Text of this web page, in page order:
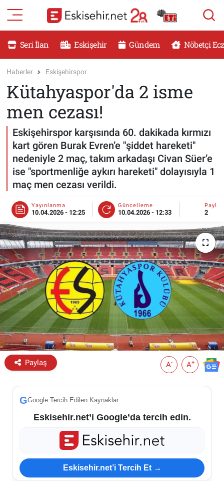
Seri İlan Eskişehir Gündem Nöbetçi
Haberler Eskişehirspor
Kütahyaspor'da 2 isme
men cezası!
Eskişehirspor karşısında 60. dakikada kırmızı
kart gören Burak Evren’e "şiddet hareketi"
nedeniyle 2 maç, takım arkadaşı Civan Süer’e
ise "sportmenliğe aykırı hareketi" dolayısıyla 1
maç men cezası verildi.
Yayınlanma
10.04.2026 - 12:25
Güncelleme
10.04.2026 - 12:33 2
Paylaş A- A+
GGoogle Tercih Edilen Kaynaklar
Eskisehir.net’i Google’da tercih edin.
Eskisehir.net’i Tercih Et →
RESMİ İLANLAR
DÜNYA
SAĞLIK
MAGAZİN
KADIN
TEKNOLOJİ
YEMEK
ESKİŞEHİR NÖBETÇİ ECZANELER
Eskişehir Haber İçerikleri
Eskişehir Hava Durumu
Eskişehir Tramvay Saatleri
Eskişehir Otobüs Saatleri
Eskişehir Nöbetçi Eczaneler
Eskişehir Namaz Vakitleri
Eskişehir Trafik Yoğunluk Haritası
Süper Lig Puan Durumu ve Fikstür
Tüm Manşetler
Son Dakika Haberleri
Haber Arşivi